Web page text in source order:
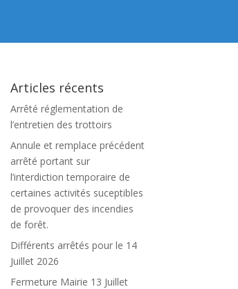
Articles récents
Arrêté réglementation de
l’entretien des trottoirs
Annule et remplace précédent
arrêté portant sur
l’interdiction temporaire de
certaines activités suceptibles
de provoquer des incendies
de forêt.
Différents arrêtés pour le 14
Juillet 2026
Fermeture Mairie 13 Juillet